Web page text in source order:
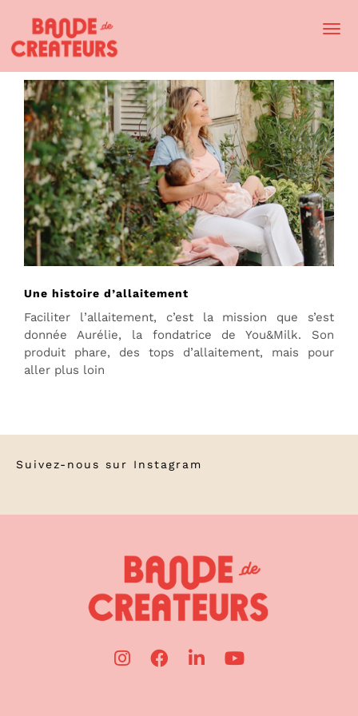
Une histoire d’allaitement
Faciliter l’allaitement, c’est la mission que s’est
donnée Aurélie, la fondatrice de You&Milk. Son
produit phare, des tops d’allaitement, mais pour
aller plus loin
Suivez-nous sur Instagram